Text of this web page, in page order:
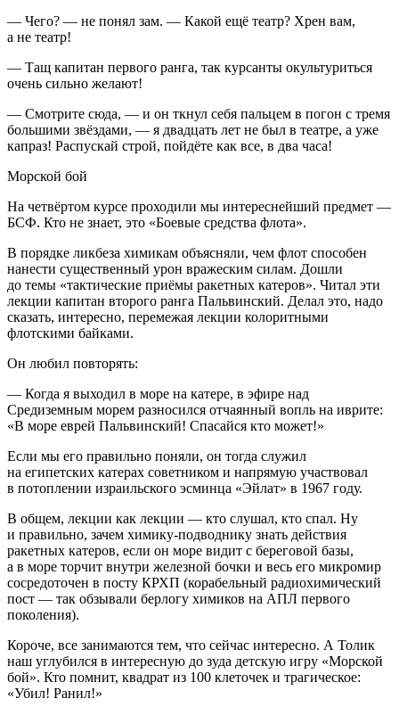
— Чего? — не понял зам. — Какой ещё театр? Хрен вам,
а не театр!
— Тащ капитан первого ранга, так курсанты окультуриться
очень сильно желают!
— Смотрите сюда, — и он ткнул себя пальцем в погон с тремя
большими звёздами, — я двадцать лет не был в театре, а уже
капраз! Распускай строй, пойдёте как все, в два часа!
Морской бой
На четвёртом курсе проходили мы интереснейший предмет —
БСФ. Кто не знает, это «Боевые средства флота».
В порядке ликбеза химикам объясняли, чем флот способен
нанести существенный урон вражеским силам. Дошли
до темы «тактические приёмы ракетных катеров». Читал эти
лекции капитан второго ранга Пальвинский. Делал это, надо
сказать, интересно, перемежая лекции колоритными
флотскими байками.
Он любил повторять:
— Когда я выходил в море на катере, в эфире над
Средиземным морем разносился отчаянный вопль на иврите:
«В море еврей Пальвинский! Спасайся кто может!»
Если мы его правильно поняли, он тогда служил
на египетских катерах советником и напрямую участвовал
в потоплении израильского эсминца «Эйлат» в 1967 году.
В общем, лекции как лекции — кто слушал, кто спал. Ну
и правильно, зачем химику-подводнику знать действия
ракетных катеров, если он море видит с береговой базы,
а в море торчит внутри железной бочки и весь его микромир
сосредоточен в посту КРХП (корабельный радиохимический
пост — так обзывали берлогу химиков на АПЛ первого
поколения).
Короче, все занимаются тем, что сейчас интересно. А Толик
наш углубился в интересную до зуда детскую игру «Морской
бой». Кто помнит, квадрат из 100 клеточек и трагическое:
«Убил! Ранил!»